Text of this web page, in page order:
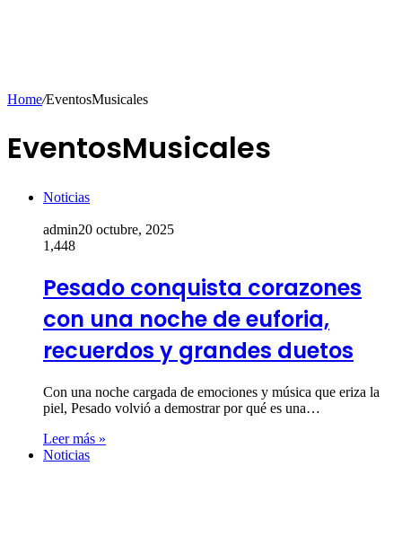
Home/EventosMusicales
EventosMusicales
Noticias
admin20 octubre, 2025
1,448
Pesado conquista corazones
con una noche de euforia,
recuerdos y grandes duetos
Con una noche cargada de emociones y música que eriza la
piel, Pesado volvió a demostrar por qué es una…
Leer más »
Noticias